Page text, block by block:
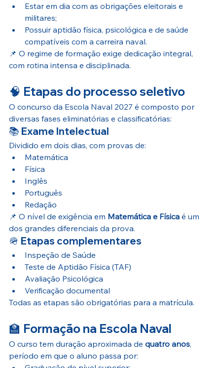
Estar em dia com as obrigações eleitorais e
militares;
Possuir aptidão física, psicológica e de saúde
compatíveis com a carreira naval.
📌 O regime de formação exige dedicação integral,
com rotina intensa e disciplinada.
🧠 Etapas do processo seletivo
O concurso da Escola Naval 2027 é composto por
diversas fases eliminatórias e classificatórias:
📚 Exame Intelectual
Dividido em dois dias, com provas de:
Matemática
Física
Inglês
Português
Redação
📌 O nível de exigência em Matemática e Física é um
dos grandes diferenciais da prova.
🪖 Etapas complementares
Inspeção de Saúde
Teste de Aptidão Física (TAF)
Avaliação Psicológica
Verificação documental
Todas as etapas são obrigatórias para a matrícula.
🏫 Formação na Escola Naval
O curso tem duração aproximada de quatro anos,
período em que o aluno passa por: